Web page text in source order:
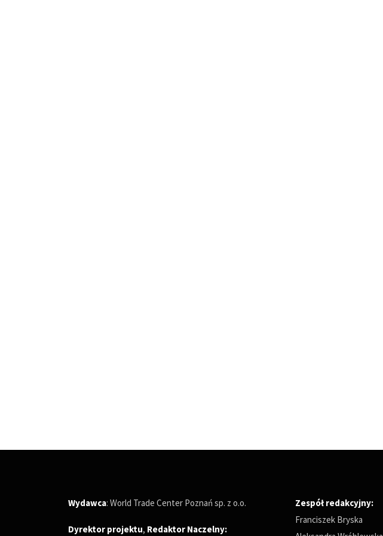
Wydawca: World Trade Center Poznań sp. z o.o.
Dyrektor projektu, Redaktor Naczelny:
Zespół redakcyjny:
Franciszek Bryska